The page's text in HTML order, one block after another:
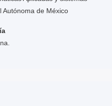
Autónoma de México